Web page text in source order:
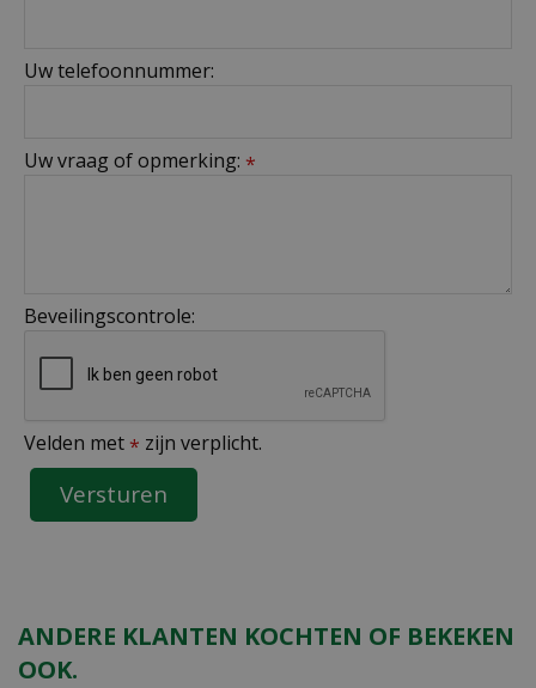
Uw telefoonnummer:
Uw vraag of opmerking: *
Beveilingscontrole:
Velden met * zijn verplicht.
ANDERE KLANTEN KOCHTEN OF BEKEKEN
OOK.